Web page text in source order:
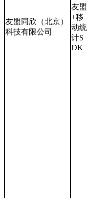
友盟同欣（北京）
科技有限公司
友盟
+移
动统
计S
DK